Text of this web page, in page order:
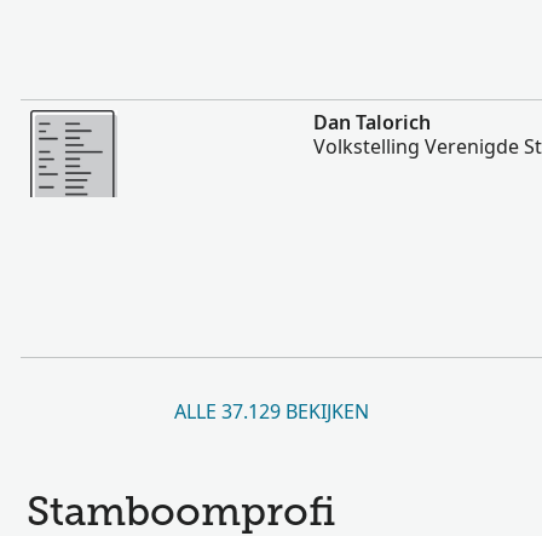
Meer
Dan Talorich
Volkstelling Verenigde
ALLE 37.129 BEKIJKEN
Stamboomprofi